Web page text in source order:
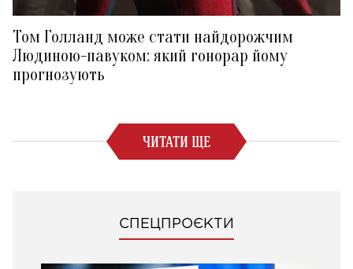
Том Голланд може стати найдорожчим
Людиною-павуком: який гонорар йому
прогнозують
ЧИТАТИ ЩЕ
СПЕЦПРОЄКТИ